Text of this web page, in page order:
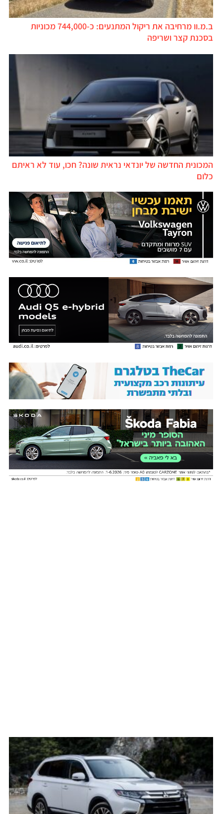
ב.מ.וו מרחיבה את ריקול המתנעים: כ-744,000 מכוניות
בסכנת קצר ושריפה
המכונית החדשה של יונדאי נראית שונה? חכו, עוד לא ראיתם
כלום